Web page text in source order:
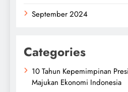
September 2024
Categories
10 Tahun Kepemimpinan
Majukan Ekonomi Indonesia